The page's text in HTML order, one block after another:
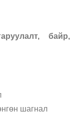
байр,
шагнал